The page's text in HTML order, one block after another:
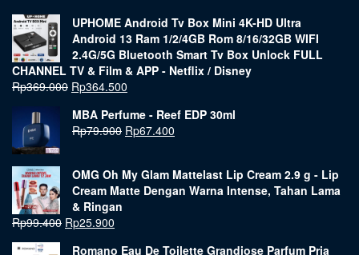
UPHOME Android Tv Box Mini 4K-HD Ultra
Android 13 Ram 1/2/4GB Rom 8/16/32GB WIFI
2.4G/5G Bluetooth Smart Tv Box Unlock FULL
CHANNEL TV & Film & APP - Netflix / Disney
Rp369.000 Rp364.500
MBA Perfume - Reef EDP 30ml
Rp79.900 Rp67.400
OMG Oh My Glam Mattelast Lip Cream 2.9 g - Lip
Cream Matte Dengan Warna Intense, Tahan Lama
& Ringan
Rp99.400 Rp25.900
Romano Eau De Toilette Grandiose Parfum Pria